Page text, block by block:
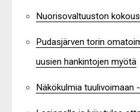
Nuorisovaltuuston
Pudasjärven torin
uusien hankintojen myötä
Näkökulmia tuulivoimaan